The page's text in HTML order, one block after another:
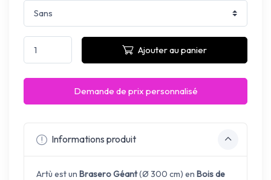
Ajouter au panier
Demande de prix personnalisé
Informations produit
Artù est un Brasero Géant(Ø 300 cm) en Bois de